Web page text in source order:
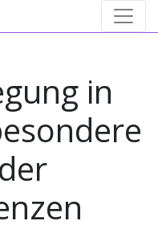
in